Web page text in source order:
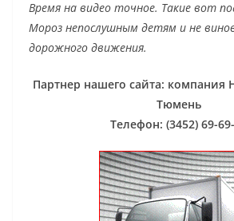
Время на видео точное. Такие вот
Мороз непослушным детям и не
дорожного движения.
Партнер нашего сайта: компания
Тюмень
Телефон: (3452) 69-